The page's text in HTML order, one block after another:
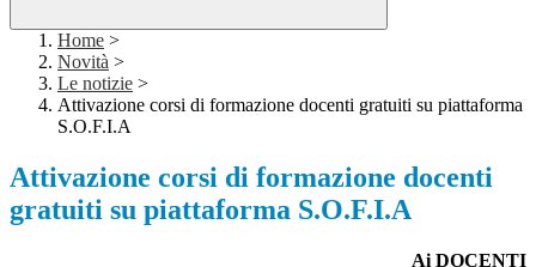
Home >
Novità >
Le notizie >
Attivazione corsi di formazione docenti gratuiti su piattaforma
S.O.F.I.A
Attivazione corsi di formazione docenti
gratuiti su piattaforma S.O.F.I.A
Ai DOCENTI